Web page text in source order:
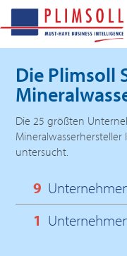
Die Plimsoll
Die 25 größten
untersucht.
9
1